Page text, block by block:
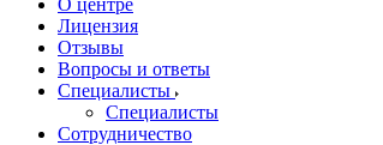
О центре
Лицензия
Отзывы
Вопросы и ответы
Специалисты
Специалисты
Сотрудничество